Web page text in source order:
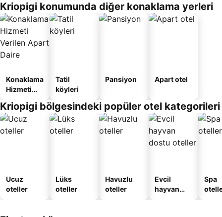
Kriopigi konumunda diğer konaklama yerleri
Konaklama
Hizmeti
Apart
Daire
Tatil
köyleri
Pansiyon Apart otel
Kriopigi bölgesindeki popüler otel kategorileri
Ucuz
oteller
Lüks
oteller
Havuzlu
oteller
Evcil
hayvan
Spa